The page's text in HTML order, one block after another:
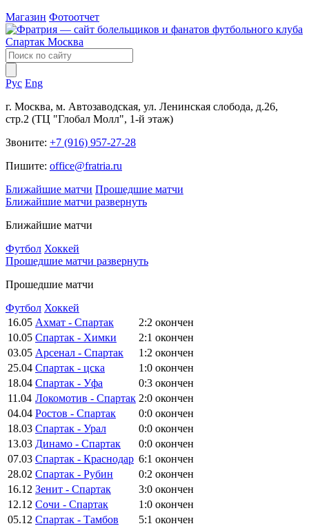
Магазин Фотоотчет
Рус Eng
г. Москва, м. Автозаводская, ул. Ленинская слобода, д.26,
стр.2 (ТЦ "Глобал Молл", 1-й этаж)
Звоните: +7 (916) 957-27-28
Пишите: office@fratria.ru
Ближайшие матчи Прошедшие матчи
Ближайшие матчи развернуть
Ближайшие матчи
Футбол Хоккей
Прошедшие матчи развернуть
Прошедшие матчи
Футбол Хоккей
16.05 Ахмат - Спартак 2:2 окончен
10.05 Спартак - Химки 2:1 окончен
03.05 Арсенал - Спартак 1:2 окончен
25.04 Спартак - цска 1:0 окончен
18.04 Спартак - Уфа 0:3 окончен
11.04 Локомотив - Спартак 2:0 окончен
04.04 Ростов - Спартак 0:0 окончен
18.03 Спартак - Урал 0:0 окончен
13.03 Динамо - Спартак 0:0 окончен
07.03 Спартак - Краснодар 6:1 окончен
28.02 Спартак - Рубин 0:2 окончен
16.12 Зенит - Спартак 3:0 окончен
12.12 Сочи - Спартак 1:0 окончен
05.12 Спартак - Тамбов 5:1 окончен